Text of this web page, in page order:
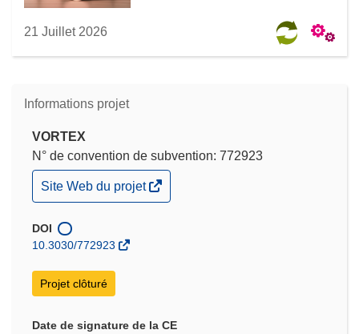
21 Juillet 2026
Informations projet
VORTEX
N° de convention de subvention: 772923
(s’ouvre
dans
nouvelle
fenêtre)
Site Web du projet
DOI
10.3030/772923
Projet clôturé
Date de signature de la CE